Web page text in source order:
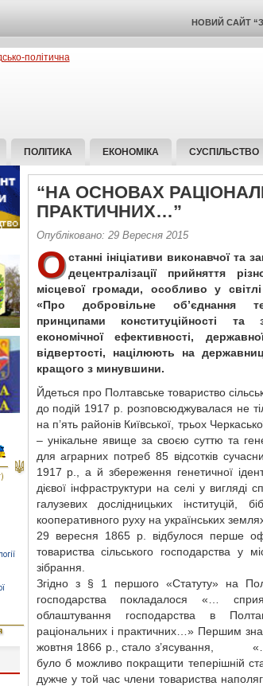
НОВИЙ САЙТ
ПОЛІТИКА ЕКОНОМІКА СУСПІЛЬСТВО
“НА ОСНОВАХ
ПРАКТИЧНИХ…”
Опубліковано: 29 Вересня 2015
О станні ініціативи виконавчої та
децентралізації прийняття
місцевої громади, особливо у
«Про добровільне об’єднання
принципами конституційності та
економічної ефективності,
відвертості, націлюють на
кращого з минувшини.
Йдеться про Полтавське товариство
до подій 1917 р. розповсюджувалася не
на п’ять районів Київської, трьох
– унікальне явище за своєю суттю та
для аграрних потреб 85 відсотків
1917 р., а й збереження генетичної
дієвої інфраструктури на селі у вигляді
галузевих дослідницьких інституцій,
кооперативного руху на українських
29 вересня 1865 р. відбулося перше
товариства сільського господарства у
зібрання.
Згідно з § 1 першого «Статуту» на
господарства покладалося «…
облаштування господарства в
раціональних і практичних…» Першим
жовтня 1866 р., стало з’ясування, «…
було б можливо покращити теперішній
дужче у той час члени товариства